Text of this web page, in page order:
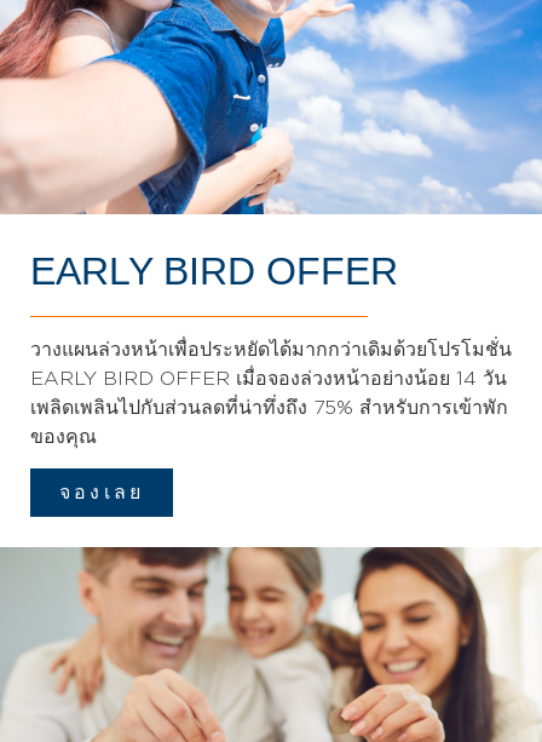
EARLY BIRD OFFER
วางแผนล่วงหน้าเพื่อประหยัดได้มากกว่าเดิมด้วยโปรโมชั่น
EARLY BIRD OFFER เมื่อจองล่วงหน้าอย่างน้อย 14 วัน
เพลิดเพลินไปกับส่วนลดที่น่าทึ่งถึง 75% สำหรับการเข้าพัก
ของคุณ
จองเลย